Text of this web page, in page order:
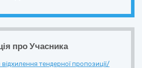
про Учасника
тендерної пропозиції/